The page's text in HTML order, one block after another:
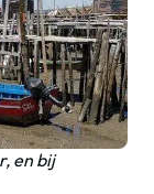
en bij